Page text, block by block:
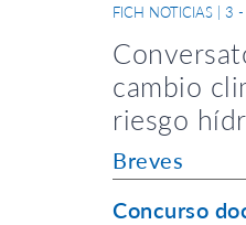
FICH NOTICIAS 3
cambio
riesgo
Breves
Concurso